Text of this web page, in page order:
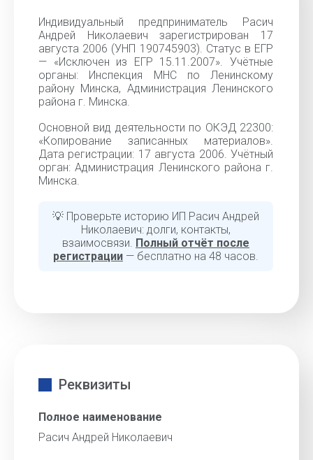
Индивидуальный предприниматель Расич
Андрей Николаевич зарегистрирован 17
августа 2006 (УНП 190745903). Статус в ЕГР
— «Исключен из ЕГР 15.11.2007». Учётные
органы: Инспекция МНС по Ленинскому
району Минска, Администрация Ленинского
района г. Минска.
Основной вид деятельности по ОКЭД 22300:
«Копирование записанных материалов».
Дата регистрации: 17 августа 2006. Учётный
орган: Администрация Ленинского района г.
Минска.
💡 Проверьте историю ИП Расич Андрей
Николаевич: долги, контакты,
взаимосвязи. Полный отчёт после
регистрации — бесплатно на 48 часов.
Реквизиты
Полное наименование
Расич Андрей Николаевич